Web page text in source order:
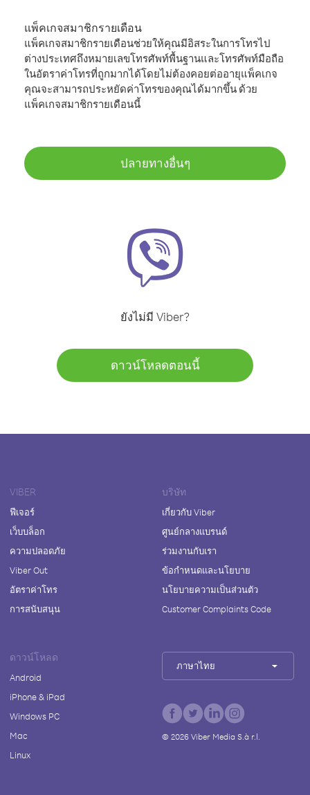
แพ็คเกจสมาชิกรายเดือน
แพ็คเกจสมาชิกรายเดือนช่วยให้คุณมีอิสระในการโทรไป
ต่างประเทศถึงหมายเลขโทรศัพท์พื้นฐานและโทรศัพท์มือถือ
ในอัตราค่าโทรที่ถูกมากได้โดยไม่ต้องคอยต่ออายุแพ็คเกจ
คุณจะสามารถประหยัดค่าโทรของคุณได้มากขึ้น ด้วย
แพ็คเกจสมาชิกรายเดือนนี้
ปลายทางอื่นๆ
ยังไม่มี Viber?
ดาวน์โหลดตอนนี้
VIBER
ฟีเจอร์
เว็บบล็อก
ความปลอดภัย
Viber Out
อัตราค่าโทร
การสนับสนุน
บริษัท
เกี่ยวกับ Viber
ศูนย์กลางแบรนด์
ร่วมงานกับเรา
ข้อกำหนดและนโยบาย
นโยบายความเป็นส่วนตัว
Customer Complaints Code
ดาวน์โหลด
Android
iPhone & iPad
Windows PC
Mac
Linux
ภาษาไทย
© 2026Viber Media S.à r.l.